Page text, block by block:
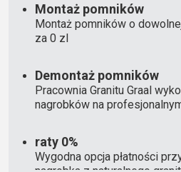
Montaż pomników
Montaż pomników o
za 0 zl
Demontaż pomników
Pracownia Granitu Graal
nagrobków na
raty 0%
Wygodna opcja płatności